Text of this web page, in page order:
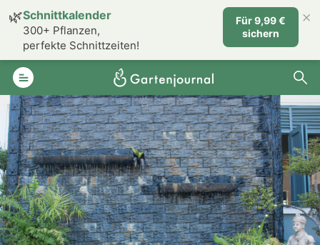
🌿Schnittkalender
300+ Pflanzen,
perfekte Schnittzeiten!
Für 9,99 €
sichern
×